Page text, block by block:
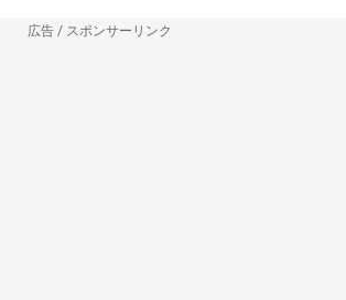
広告 / スポンサーリンク